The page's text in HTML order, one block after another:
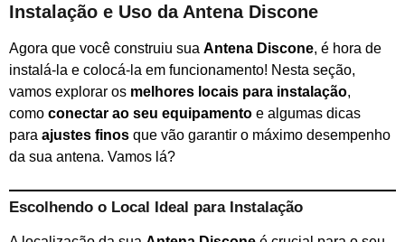
Instalação e Uso da Antena Discone
Agora que você construiu sua Antena Discone, é hora de
instalá-la e colocá-la em funcionamento! Nesta seção,
vamos explorar os melhores locais para instalação,
como conectar ao seu equipamento e algumas dicas
para ajustes finos que vão garantir o máximo desempenho
da sua antena. Vamos lá?
Escolhendo o Local Ideal para Instalação